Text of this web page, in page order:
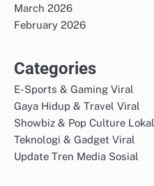
March 2026
February 2026
Categories
E-Sports & Gaming Viral
Gaya Hidup & Travel Viral
Showbiz & Pop Culture Lokal
Teknologi & Gadget Viral
Update Tren Media Sosial